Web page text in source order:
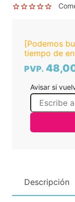
[Podemos
tiempo de
PVP.
Avisar si
Descripción